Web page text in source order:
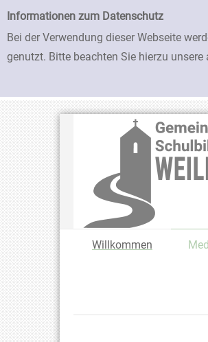
Einfache Suche
Informationen zum Datenschutz
Bei der Verwendung dieser Webseite
genutzt. Bitte beachten Sie hierzu unsere
zur Navigation springen
zum Inhalt springen
Zu den Suchfiltern springen
Zur Trefferliste springen
Willkommen